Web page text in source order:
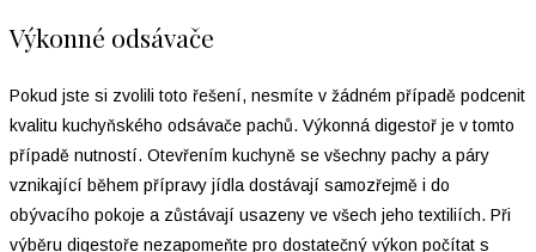
Výkonné odsávače
Pokud jste si zvolili toto řešení, nesmíte v žádném případě podcenit
kvalitu kuchyňského odsávače pachů. Výkonná digestoř je v tomto
případě nutností. Otevřením kuchyně se všechny pachy a páry
vznikající během přípravy jídla dostávají samozřejmě i do
obývacího pokoje a zůstávají usazeny ve všech jeho textiliích. Při
výběru digestoře nezapomeňte pro dostatečný výkon počítat s